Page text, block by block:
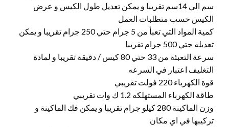
سم الي 14سم تقريبا و يمكن تعديل طول الكيس و عرض
الكيس حسب متطلبات العمل
كمية المواد التي تعبأ من 5 جرام حتي 250 جرام تقريبا و يمكن
تعديله حتي 500 جرام تقريبا
سرعة التعبئة من 33 حتي 80 كيس / دقيقة تقريبا و لمادة
التغليف اعتبار في السرعه
قوة الكهرباء 220 فولت تقريبي
طاقة الكهرباء المستهلكه 1.2 ك وات تقريبي
وزن الماكينة 280 كيلو جرام تقريبا و يمكن فك الماكينة و
تركيبها في اي مكان